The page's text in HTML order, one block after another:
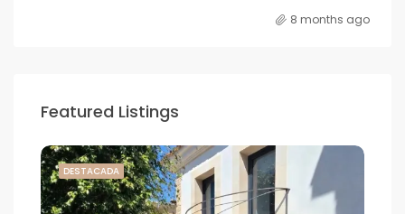
8 months ago
Featured Listings
DESTACADA